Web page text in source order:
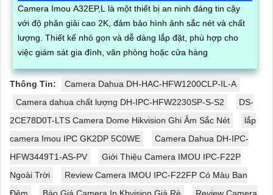
Camera Imou A32EP,L là một thiết bị an ninh đáng tin cậy
với độ phân giải cao 2K, đảm bảo hình ảnh sắc nét và chất
lượng. Thiết kế nhỏ gọn và dễ dàng lắp đặt, phù hợp cho
việc giám sát gia đình, văn phòng hoặc cửa hàng
Thông Tin:
Camera Dahua DH-HAC-HFW1200CLP-IL-A
Camera dahua chất lượng DH-IPC-HFW2230SP-S-S2
DS-
2CE78D0T-LTS Camera Dome Hikvision Ghi Âm Sắc Nét
lắp
camera Imou IPC GK2DP 5C0WE
Camera Dahua DH-IPC-
HFW3449T1-AS-PV
Giới Thiệu Camera IMOU IPC-F22P
Ngoài Trời
Review Camera IMOU IPC-F22FP Có Màu Ban
Đêm
Báo Giá Camera Ip Kbvision Giá Rè
Review Camera